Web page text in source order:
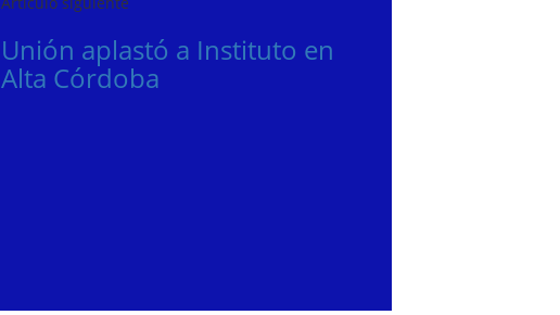
Unión aplastó a Instituto en
Alta Córdoba